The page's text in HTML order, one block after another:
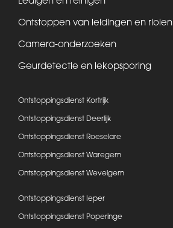
Ontstoppen van leidingen en riolen
Camera-onderzoeken
Geurdetectie en lekopsporing
Ontstoppingsdienst Kortrijk
Ontstoppingsdienst Deerlijk
Ontstoppingsdienst Roeselare
Ontstoppingsdienst Waregem
Ontstoppingsdienst Wevelgem
Ontstoppingsdienst Ieper
Ontstoppingsdienst Poperinge